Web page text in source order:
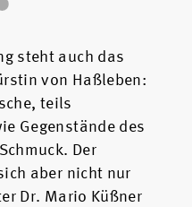
steht auch das
von Haßleben:
teils
Gegenstände des
Der
aber nicht nur
Dr. Mario Küßner